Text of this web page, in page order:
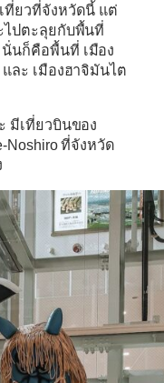
ที่ยวที่จังหวัดนี้ แต่
ไปตะลุยกับพื้นที่
นั่นก็คือพื้นที่ เมือง
และ เมืองฮาจิมันไต
มีเที่ยวบินของ
Noshiro ที่จังหวัด